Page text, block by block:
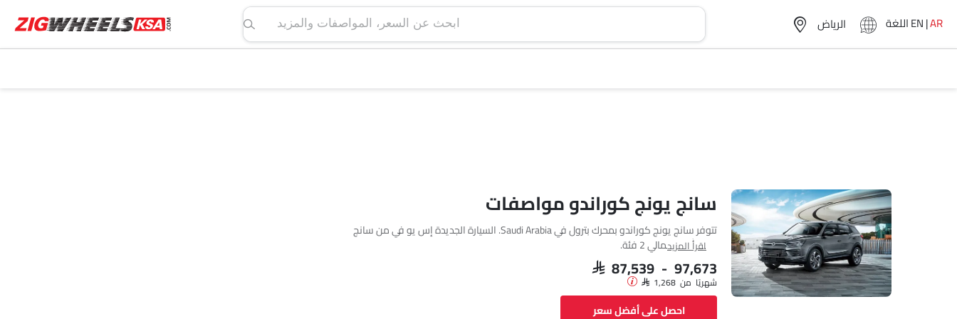
ابحث عن السعر، المواصفات والمزيد اللغةEN|AR
سانج يونج كوراندو مواصفات
تتوفر سانج يونج كوراندو بمحرك بترول في Saudi Arabia. السيارة الجديدة إس يو في من سانج
يونج تأتي بإجمالي 2 فئة.
اقرأ المزيد
SAR 87,539 - 97,673
شهريًا من SAR 1,268
احصل على أفضل سعر